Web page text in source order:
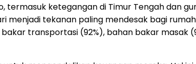
ketegangan di Timur Tengah dan
tekanan paling mendesak bagi
transportasi (92%), bahan bakar masak